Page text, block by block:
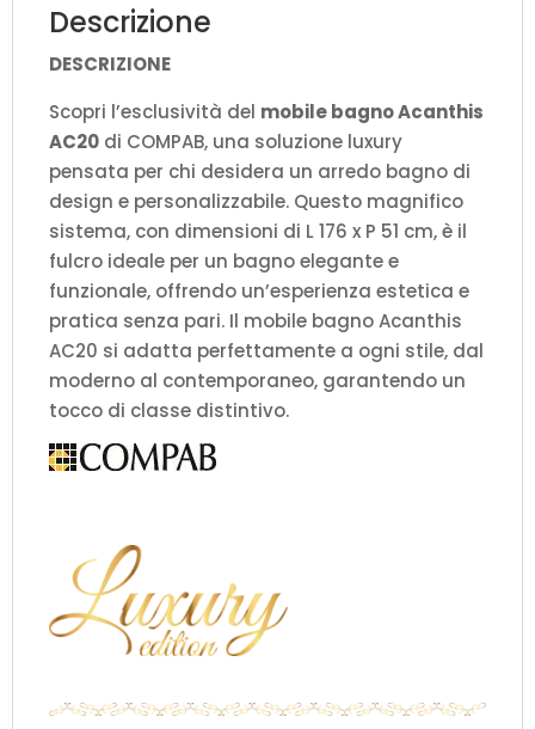
Descrizione
DESCRIZIONE
Scopri l’esclusività del mobile bagno Acanthis
AC20 di COMPAB, una soluzione luxury
pensata per chi desidera un arredo bagno di
design e personalizzabile. Questo magnifico
sistema, con dimensioni di L 176 x P 51 cm, è il
fulcro ideale per un bagno elegante e
funzionale, offrendo un’esperienza estetica e
pratica senza pari. Il mobile bagno Acanthis
AC20 si adatta perfettamente a ogni stile, dal
moderno al contemporaneo, garantendo un
tocco di classe distintivo.